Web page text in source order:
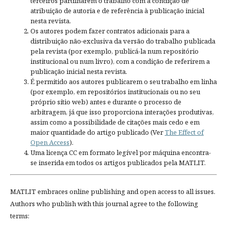
atribuição de autoria e de referência à publicação inicial
nesta revista.
Os autores podem fazer contratos adicionais para a
distribuição não-exclusiva da versão do trabalho publicada
pela revista (por exemplo, publicá-la num repositório
institucional ou num livro), com a condição de referirem a
publicação inicial nesta revista.
É permitido aos autores publicarem o seu trabalho em linha
(por exemplo, em repositórios institucionais ou no seu
próprio sítio web) antes e durante o processo de
arbitragem, já que isso proporciona interações produtivas,
assim como a possibilidade de citações mais cedo e em
maior quantidade do artigo publicado (VerThe Effect of
Open Access).
Uma licença CC em formato legível por máquina encontra-
se inserida em todos os artigos publicados pela MATLIT.
MATLIT embraces online publishing and open access to all issues.
Authors who publish with this journal agree to the following
terms: